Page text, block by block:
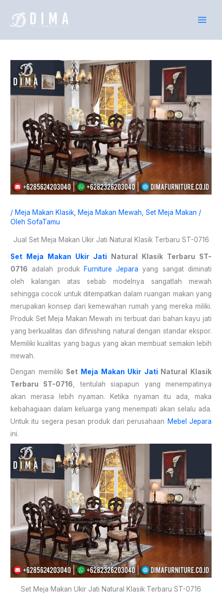
/ Meja Makan Klasik Meja Makan Mewah ,Set Meja Makan /
OlehSofaTamu
Jual Set Meja Makan Ukir Jati Natural Klasik Terbaru ST-0716
Set Meja Makan Ukir Jati Natural Klasik Terbaru ST-
0716 adalah produk Furniture Jepara yang sangat diminati
oleh kalangan atas sebab modelnya sangatlah mewah
sehingga cocok untuk ditempatkan dalam ruangan makan yang
merupakan konsep dari kemewahan rumah yang mereka miliki.
Produk Set Meja Makan Mewah ini terbuat dari bahan kayu jati
yang berkualitas dan difinishing natural dengan standar ekspor.
Memiliki kualitas yang bagus yang akan membuat semakin lebih
mewah.
Dengan memiliki Set Meja Makan Ukir Jati Natural Klasik
Terbaru ST-0716 , tentulah siapapun yang menempatinya
akan merasa lebih nyaman. Ketika nyaman itu ada, maka
kebahagiaan dalam keluarga yang menempati akan selalu ada.
Untuk itu segera pesan produk dari perusahaan Mebel Jepara
ini.
Set Meja Makan Ukir Jati Natural Klasik Terbaru ST-0716